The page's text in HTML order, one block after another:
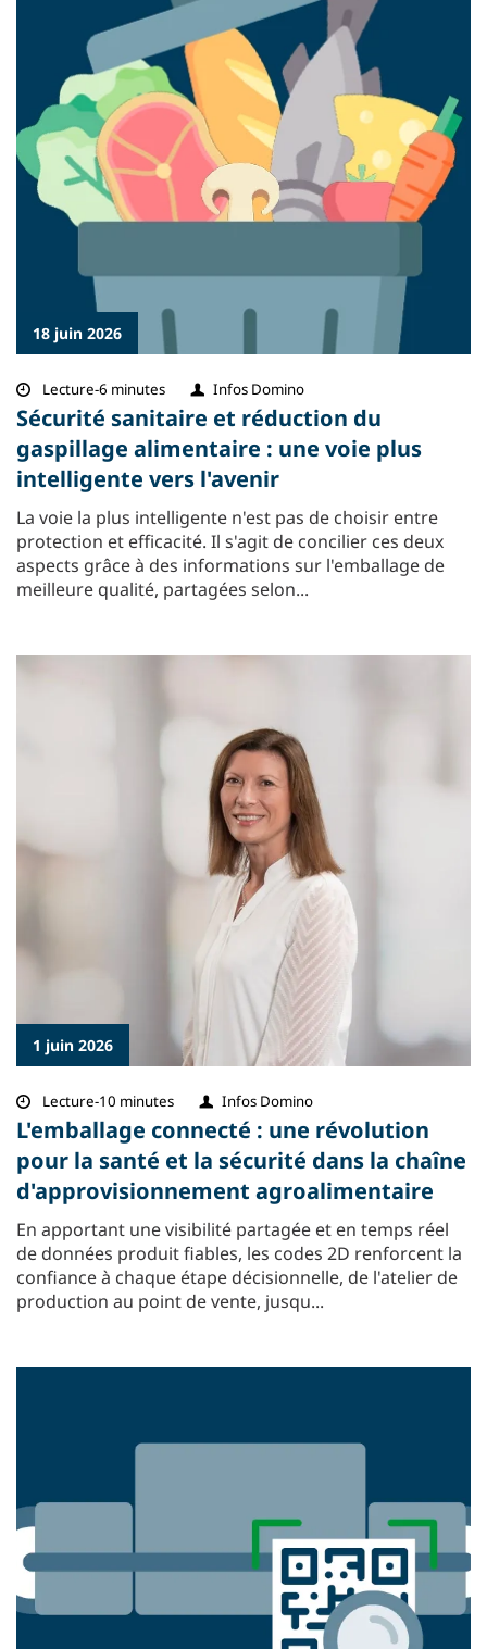
18 juin 2026
Lecture-6 minutes Infos Domino
Sécurité sanitaire et réduction du
gaspillage alimentaire : une voie plus
intelligente vers l'avenir
La voie la plus intelligente n'est pas de choisir entre
protection et efficacité. Il s'agit de concilier ces deux
aspects grâce à des informations sur l'emballage de
meilleure qualité, partagées selon...
1 juin 2026
Lecture-10 minutes Infos Domino
L'emballage connecté : une révolution
pour la santé et la sécurité dans la chaîne
d'approvisionnement agroalimentaire
En apportant une visibilité partagée et en temps réel
de données produit fiables, les codes 2D renforcent la
confiance à chaque étape décisionnelle, de l'atelier de
production au point de vente, jusqu...